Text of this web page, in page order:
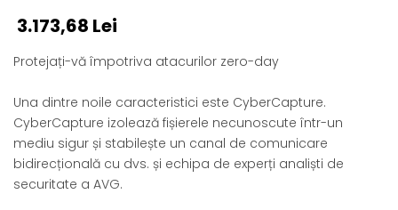
3.173,68 Lei
Protejați-vă împotriva atacurilor zero-day
Una dintre noile caracteristici este CyberCapture.
CyberCapture izolează fișierele necunoscute într-un
mediu sigur și stabilește un canal de comunicare
bidirecțională cu dvs. și echipa de experți analiști de
securitate a AVG.